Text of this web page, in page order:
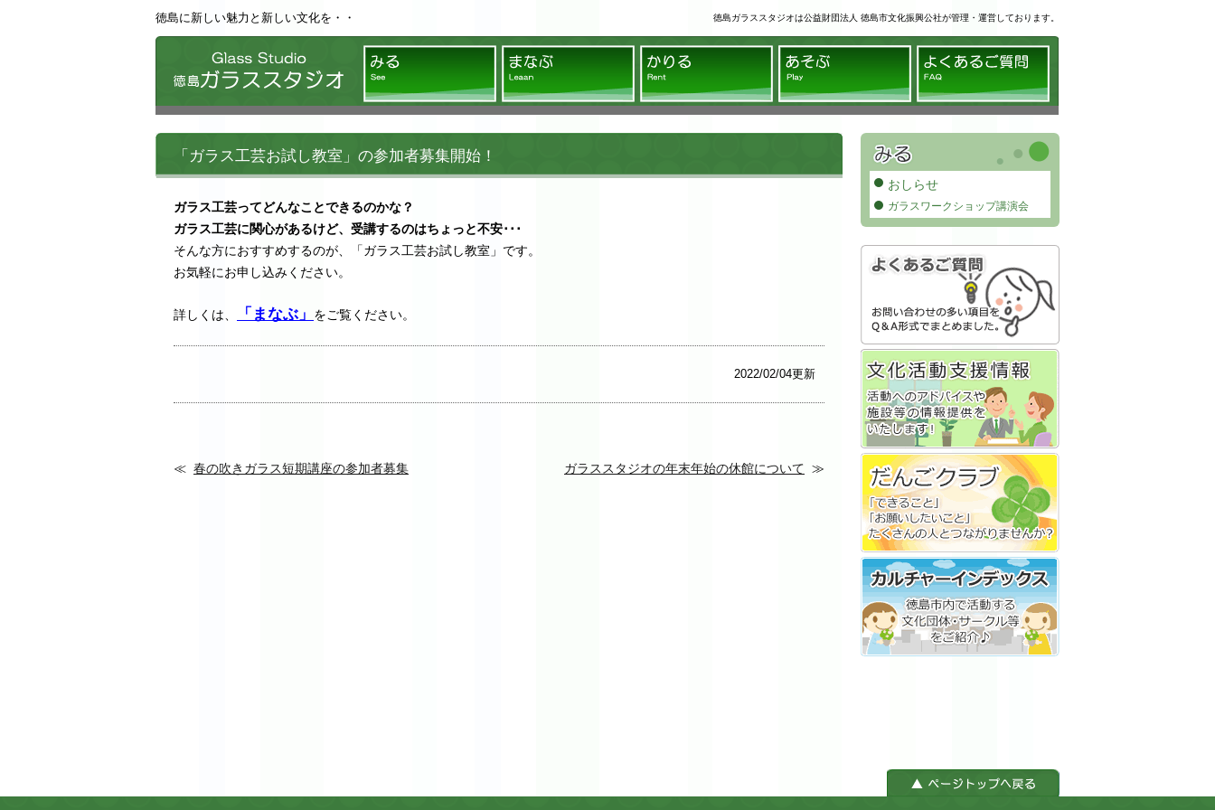
徳島に新しい魅力と新しい文化を・・ 徳島ガラススタジオは公益財団法人 徳島市文化振興公社が管理・運営しております。
徳島ガラススタジオ
みる まなぶ かりる あそぶ
「ガラス工芸お試し教室」の参加者募集開始！
ガラス工芸ってどんなことできるのかな？
ガラス工芸に関心があるけど、受講するのはちょっと不安･･･
そんな方におすすめするのが、「ガラス工芸お試し教室」です。
お気軽にお申し込みください。
詳しくは、 「まなぶ」 をご覧ください。
2022/02/04更新
春の吹きガラス短期講座の参加者募集 ガラススタジオの年末年始の休館について
おしらせ
ガラスワークショップ講演会